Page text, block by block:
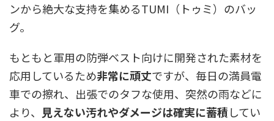
ンから絶大な支持を集めるTUMI（トゥミ）のバッ
グ。
もともと軍用の防弾ベスト向けに開発された素材を
応用しているため非常に頑丈ですが、毎日の満員電
車での擦れ、出張でのタフな使用、突然の雨などに
より、
見えない汚れやダメージは確実に蓄積してい